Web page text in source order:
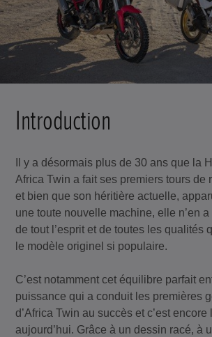
Introduction
Il y a désormais plus de 30 ans que la
Africa Twin a fait ses premiers tours de
et bien que son héritière actuelle,
une toute nouvelle machine, elle n’en
de tout l’esprit et de toutes les qualités
le modèle originel si populaire.
C’est notamment cet équilibre parfait
puissance qui a conduit les premières
d’Africa Twin au succès et c’est encore
aujourd’hui. Grâce à un dessin racé, à